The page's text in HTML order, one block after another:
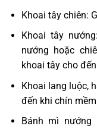
Khoai tây chiên:
Khoai tây
nướng hoặc
khoai tây cho
Khoai lang luộc,
đến khi chín
Bánh mì